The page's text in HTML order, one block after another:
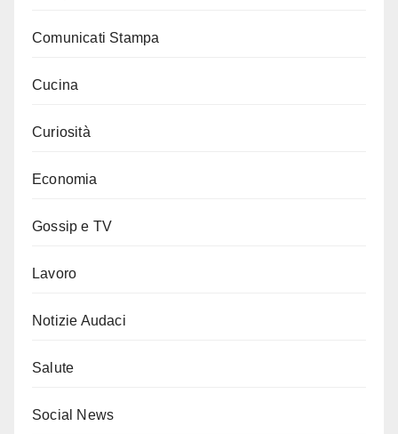
Comunicati Stampa
Cucina
Curiosità
Economia
Gossip e TV
Lavoro
Notizie Audaci
Salute
Social News